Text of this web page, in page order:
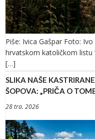
Piše: Ivica Gašpar Foto:
hrvatskom katoličkom listu
[…]
SLIKA NAŠE
ŠOPOVA: „PRIČA O
28 tra. 2026